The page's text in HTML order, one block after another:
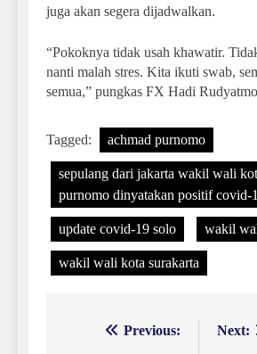
juga akan segera dijadwalkan.
“Pokoknya tidak usah khawatir.
nanti malah stres. Kita ikuti swab,
semua,” pungkas FX Hadi
Tagged: achmad purnomo
sepulang dari jakarta wakil wali
purnomo dinyatakan positif covid-
update covid-19 solo wakil
wakil wali kota surakarta
NavigasiPrevious: Next: